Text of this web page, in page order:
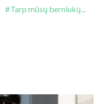
Tarp mūsų berniukų...